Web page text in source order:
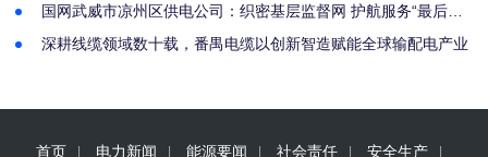
国网武威市凉州区供电公司：织密基层监督网 护航服务“最后一
深耕线缆领域数十载，番禺电缆以创新智造赋能全球输配电产业
首页 电力新闻 能源要闻 社会责任 安全生产